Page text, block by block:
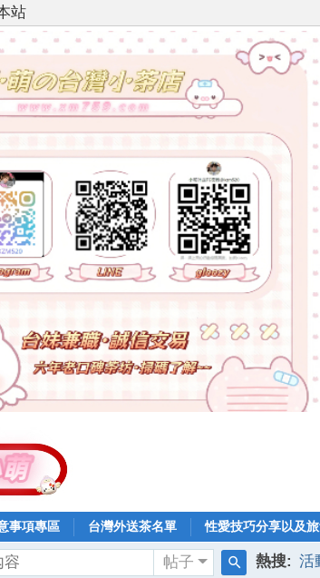
站
事項專區 台灣外送茶名單 性愛技巧分享以及
帖子 熱搜: 活